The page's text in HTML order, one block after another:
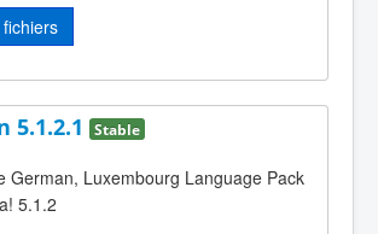
5.1.2.1 Stable
German, Luxembourg Language Pack
5.1.2